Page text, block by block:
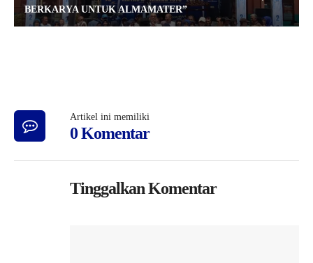
BERKARYA UNTUK ALMAMATER”
Artikel ini memiliki
0 Komentar
Tinggalkan Komentar